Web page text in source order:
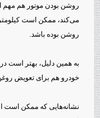
روشن بودن موتور هم مهم
می‌کند، ممکن است
روشن بوده باشد.
به همین دلیل، بهتر است
خودرو هم برای تعویض
نشانه‌هایی که ممکن است